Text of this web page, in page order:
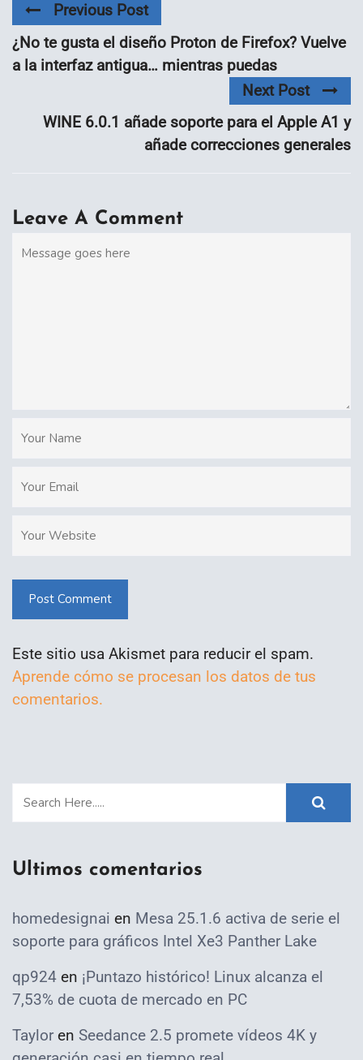
Previous Post
¿No te gusta el diseño Proton de Firefox? Vuelve
a la interfaz antigua… mientras puedas
Next Post
WINE 6.0.1 añade soporte para el Apple A1 y
añade correcciones generales
Leave A Comment
Post Comment
Este sitio usa Akismet para reducir el spam.
Aprende cómo se procesan los datos de tus
comentarios.
Ultimos comentarios
homedesignai en Mesa 25.1.6 activa de serie el
soporte para gráficos Intel Xe3 Panther Lake
qp924 en ¡Puntazo histórico! Linux alcanza el
7,53% de cuota de mercado en PC
Taylor en Seedance 2.5 promete vídeos 4K y